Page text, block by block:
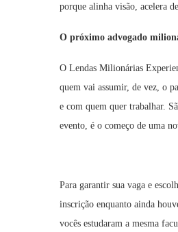
porque alinha visão, acelera
O próximo advogado
O Lendas Milionárias
quem vai assumir, de vez, o
e com quem quer trabalhar.
evento, é o começo de uma
Para garantir sua vaga e
inscrição enquanto ainda
vocês estudaram a mesma